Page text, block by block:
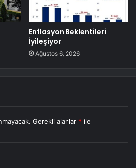
Enflasyon Beklentileri
İyileşiyor
Ağustos 6, 2026
Gerekli alanlar * ile